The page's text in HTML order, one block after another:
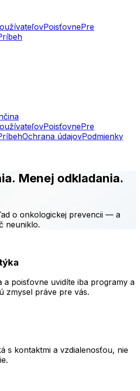
PoisťovnePre
PoisťovnePre
Ochrana údajovPodmienky
Menej odkladania.
o onkologickej prevencii — a
neuniklo.
a poisťovne uvidíte iba programy a
zmysel práve pre vás.
s kontaktmi a vzdialenosťou, nie